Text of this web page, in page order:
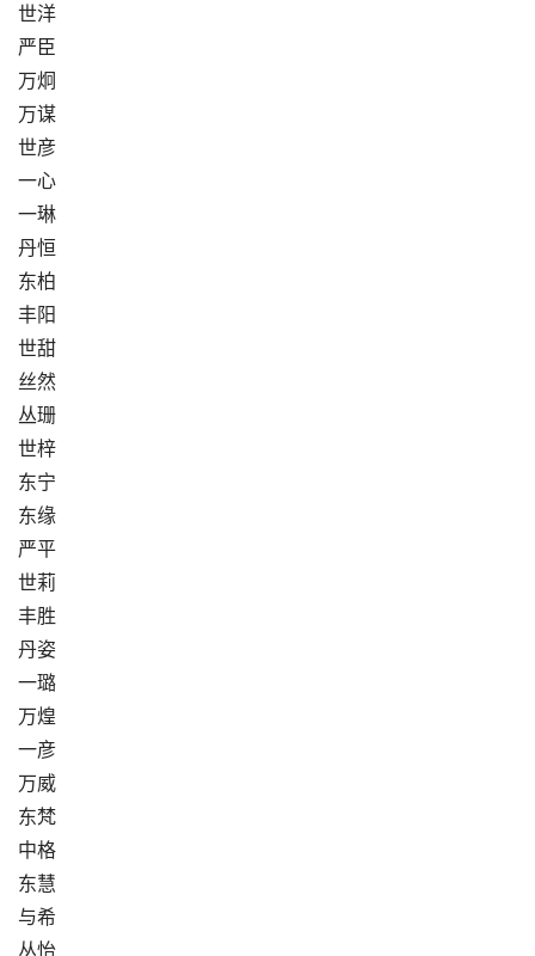
世洋
严臣
万炯
万谋
世彦
一心
一琳
丹恒
东柏
丰阳
世甜
丝然
丛珊
世梓
东宁
东缘
严平
世莉
丰胜
丹姿
一璐
万煌
一彦
万威
东梵
中格
东慧
与希
丛怡